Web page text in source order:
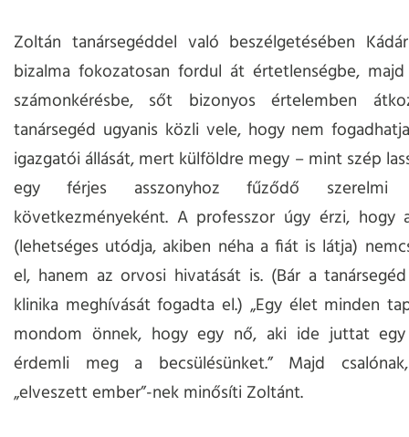
Zoltán tanársegéddel való beszélgetésében
bizalma fokozatosan fordul át értetlenségbe, majd
számonkérésbe, sőt bizonyos értelemben
tanársegéd ugyanis közli vele, hogy nem
igazgatói állását, mert külföldre megy – mint szép
egy férjes asszonyhoz fűződő szerelmi
következményeként. A professzor úgy érzi, hogy
(lehetséges utódja, akiben néha a fiát is látja)
el, hanem az orvosi hivatását is. (Bár a
klinika meghívását fogadta el.) „Egy élet minden
mondom önnek, hogy egy nő, aki ide juttat
érdemli meg a becsülésünket.” Majd
„elveszett ember”-nek minősíti Zoltánt.